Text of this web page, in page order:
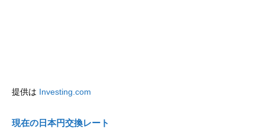
提供は Investing.com
現在の日本円交換レート